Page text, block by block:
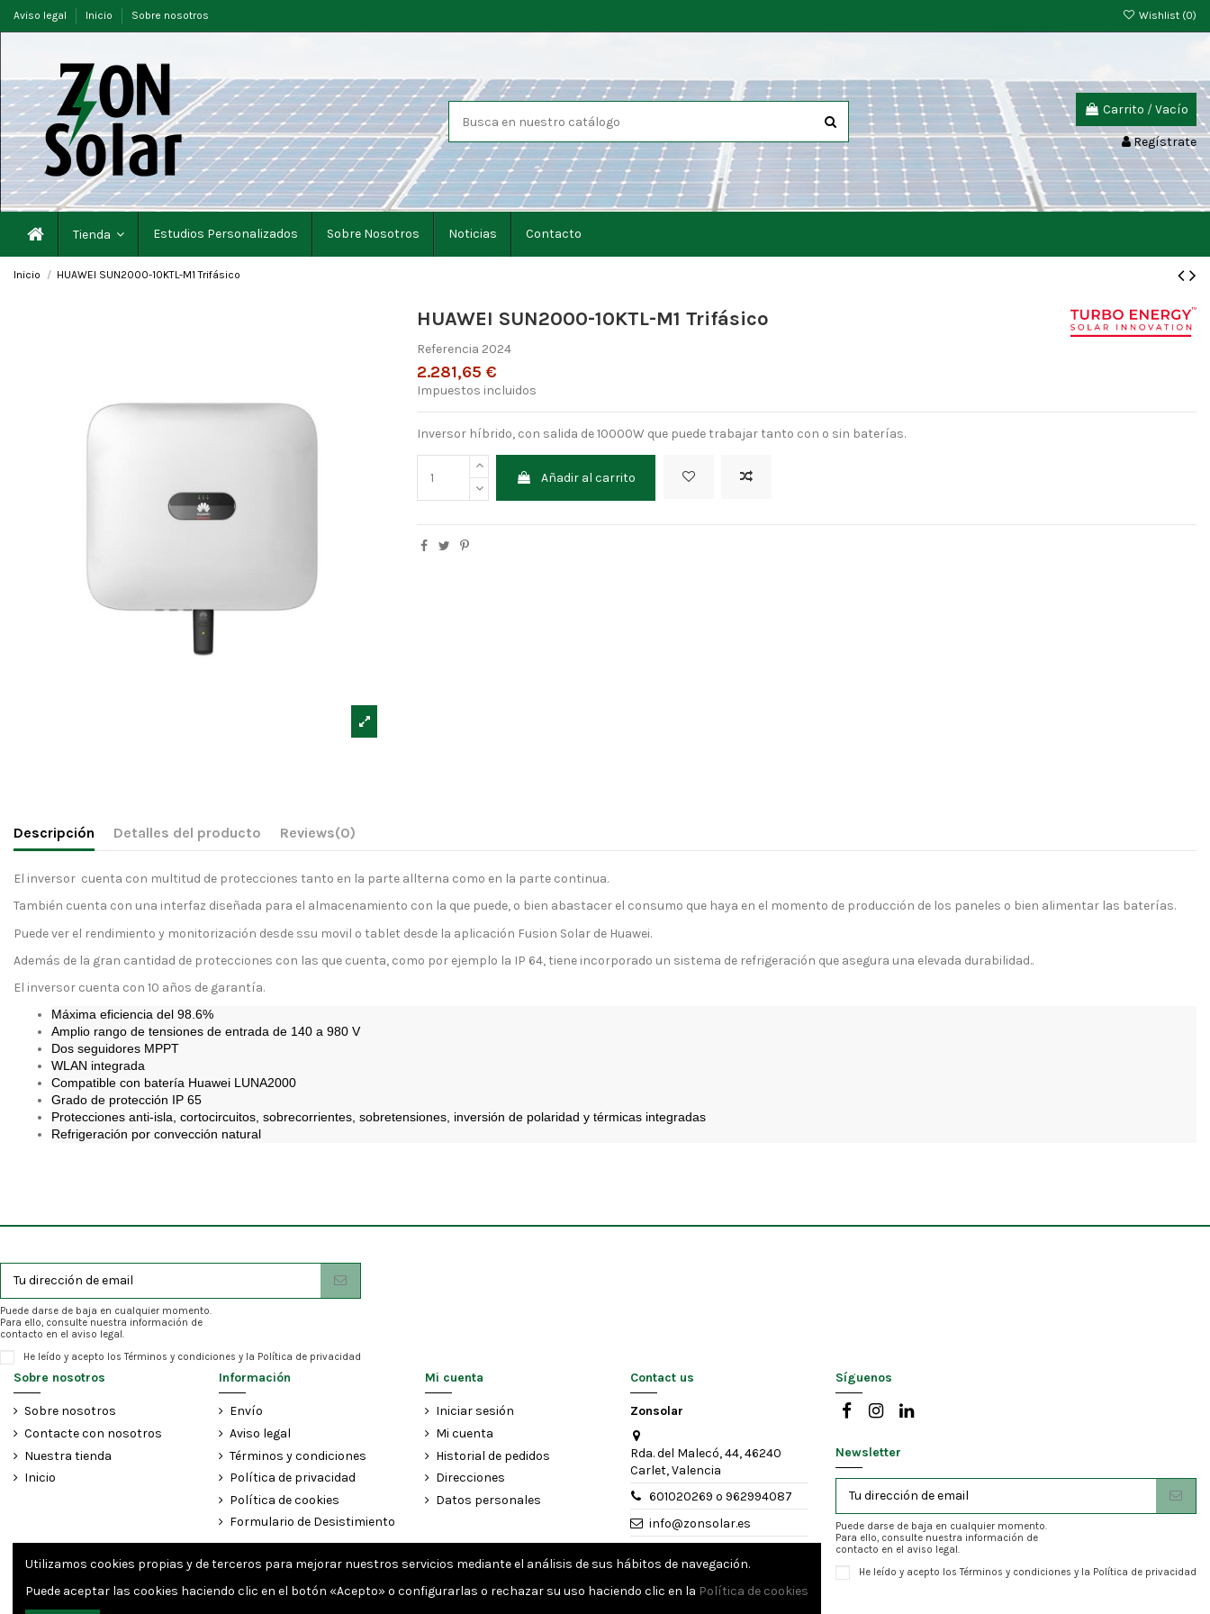
Aviso legal Inicio Sobre nosotros Wishlist (0)
Carrito /Vacío
Regístrate
Tienda Estudios Personalizados Sobre Nosotros Noticias Contacto
Inicio HUAWEI SUN2000-10KTL-M1 Trifásico
HUAWEI SUN2000-10KTL-M1 Trifásico
Referencia 2024
2.281,65 €
Impuestos incluidos
Inversor híbrido, con salida de 10000W que puede trabajar tanto con o sin baterías.
Añadir al carrito
Descripción Detalles del producto Reviews(0)
El inversor cuenta con multitud de protecciones tanto en la parte allterna como en la parte continua.
También cuenta con una interfaz diseñada para el almacenamiento con la que puede, o bien abastacer el consumo que haya en el momento de producción de los paneles o bien alimentar las baterías.
Puede ver el rendimiento y monitorización desde ssu movil o tablet desde la aplicación Fusion Solar de Huawei.
Además de la gran cantidad de protecciones con las que cuenta, como por ejemplo la IP 64, tiene incorporado un sistema de refrigeración que asegura una elevada durabilidad..
El inversor cuenta con 10 años de garantía.
Máxima eficiencia del 98.6%
Amplio rango de tensiones de entrada de 140 a 980 V
Dos seguidores MPPT
WLAN integrada
Compatible con batería Huawei LUNA2000
Grado de protección IP 65
Protecciones anti-isla, cortocircuitos, sobrecorrientes, sobretensiones, inversión de polaridad y térmicas integradas
Refrigeración por convección natural
Puede darse de baja en cualquier momento.
Para ello, consulte nuestra información de
contacto en el aviso legal.
He leído y acepto losTérminos y condiciones y la Política de privacidad
Sobre nosotros
Sobre nosotros
Contacte con nosotros
Nuestra tienda
Inicio
Información
Envío
Aviso legal
Términos y condiciones
Política de privacidad
Política de cookies
Formulario de Desistimiento
Mi cuenta
Iniciar sesión
Mi cuenta
Historial de pedidos
Direcciones
Datos personales
Contact us
Zonsolar
Rda. del Malecó, 44, 46240
Carlet, Valencia
601020269 o 962994087
info@zonsolar.es
solares
Síguenos
Newsletter
Puede darse de baja en cualquier momento.
Para ello, consulte nuestra información de
contacto en el aviso legal.
He leído y acepto losTérminos y condiciones y la Política de privacidad
Utilizamos cookies propias y de terceros para mejorar nuestros servicios mediante el análisis de sus hábitos de navegación.
Puede aceptar las cookies haciendo clic en el botón «Acepto» o configurarlas o rechazar su uso haciendo clic en la Política de cookies